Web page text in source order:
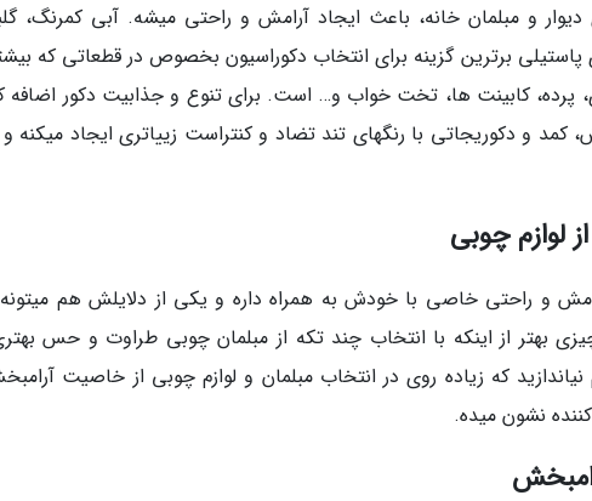
و مبلمان خانه، باعث ایجاد آرامش و راحتی میشه. آبی کمرنگ،
برترین گزینه برای انتخاب دکوراسیون بخصوص در قطعاتی که
پرده، کابینت ها، تخت خواب و… است. برای تنوع و جذابیت دکور اضافه
کمد و دکوریجاتی با رنگهای تند تضاد و کنتراست زییاتری ایجاد میکنه
لوازم چوبی
راحتی خاصی با خودش به همراه داره و یکی از دلایلش هم
بهتر از اینکه با انتخاب چند تکه از مبلمان چوبی طراوت و حس
که زیاده روی در انتخاب مبلمان و لوازم چوبی از خاصیت
نشون میده.